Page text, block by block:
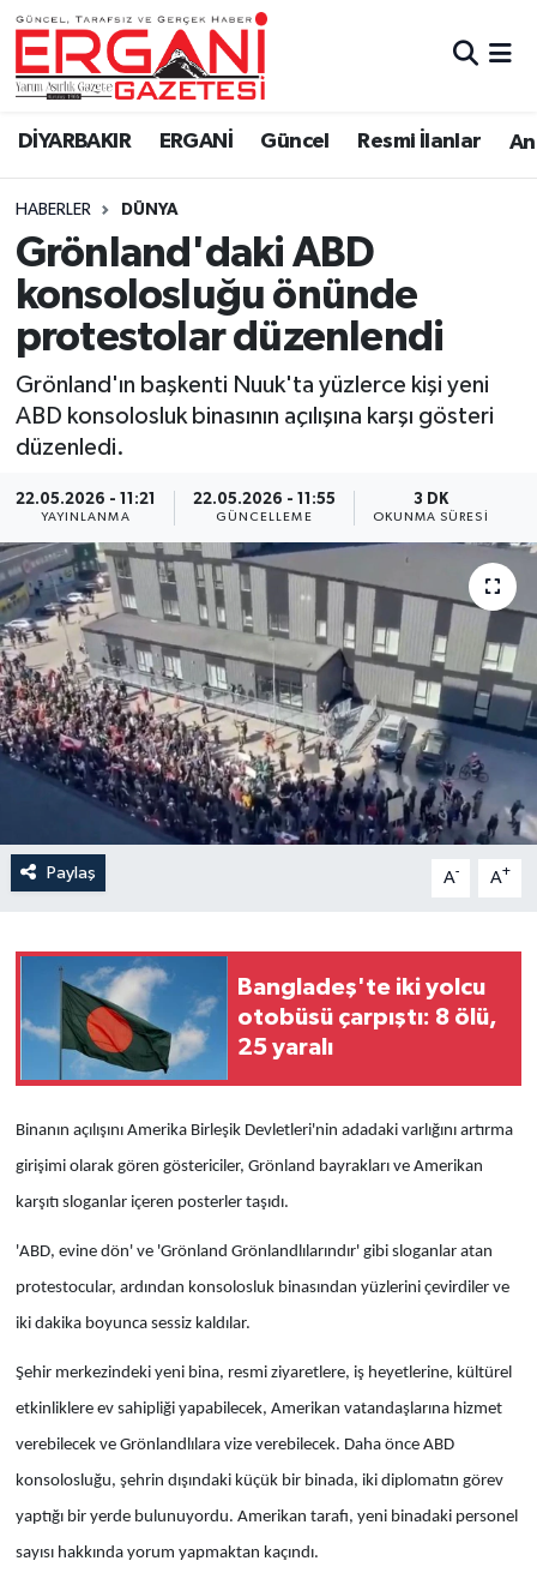
DİYARBAKIR ERGANİ Güncel Resmi İlanlar
HABERLER DÜNYA
Grönland'daki ABD
konsolosluğu önünde
protestolar düzenlendi
Grönland'ın başkenti Nuuk'ta yüzlerce kişi yeni
ABD konsolosluk binasının açılışına karşı gösteri
düzenledi.
22.05.2026 - 11:21
YAYINLANMA
22.05.2026 - 11:55
GÜNCELLEME
3 DK
OKUNMA SÜRESI
Paylaş A- A+
Bangladeş'te iki yolcu
otobüsü çarpıştı: 8 ölü,
25 yaralı
Binanın açılışını Amerika Birleşik Devletleri'nin adadaki varlığını artırma
girişimi olarak gören göstericiler, Grönland bayrakları ve Amerikan
karşıtı sloganlar içeren posterler taşıdı.
'ABD, evine dön' ve 'Grönland Grönlandlılarındır' gibi sloganlar atan
protestocular, ardından konsolosluk binasından yüzlerini çevirdiler ve
iki dakika boyunca sessiz kaldılar.
Şehir merkezindeki yeni bina, resmi ziyaretlere, iş heyetlerine, kültürel
etkinliklere ev sahipliği yapabilecek, Amerikan vatandaşlarına hizmet
verebilecek ve Grönlandlılara vize verebilecek. Daha önce ABD
konsolosluğu, şehrin dışındaki küçük bir binada, iki diplomatın görev
yaptığı bir yerde bulunuyordu. Amerikan tarafı, yeni binadaki personel
sayısı hakkında yorum yapmaktan kaçındı.
DİYARBAKIR
BİSMİL
BAĞLAR
ERGANİ
Güncel
Eği̇ti̇m
Resmi İlanlar
Sağlık
Si̇yaset
Spor
Yaşam
Anali̇z
Bi̇li̇m & Teknoloji̇
Dünya
Ergani Nöbetçi Eczaneler
Ergani Hava Durumu
Ergani Trafik Yoğunluk Haritası
Süper Lig Puan Durumu ve Fikstür
Tüm Manşetler
Son Dakika Haberleri
Haber Arşivi